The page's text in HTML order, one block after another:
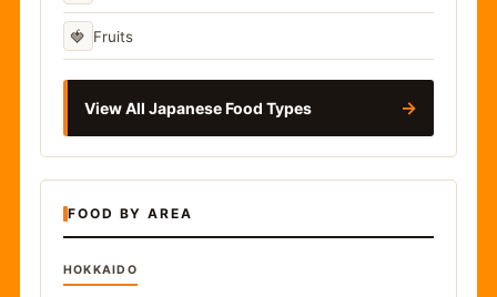
🍓 Fruits
View All Japanese Food Types →
FOOD BY AREA
HOKKAIDO